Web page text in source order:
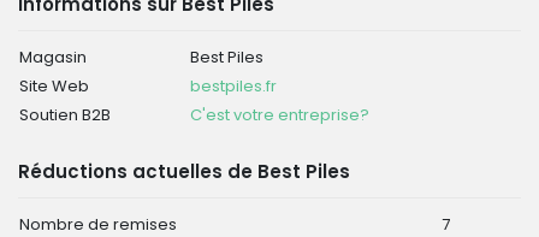
Magasin
Best Piles
Site Web
bestpiles.fr
Soutien B2B
C'est votre entreprise?
Réductions actuelles de Best Piles
Nombre de remises
7